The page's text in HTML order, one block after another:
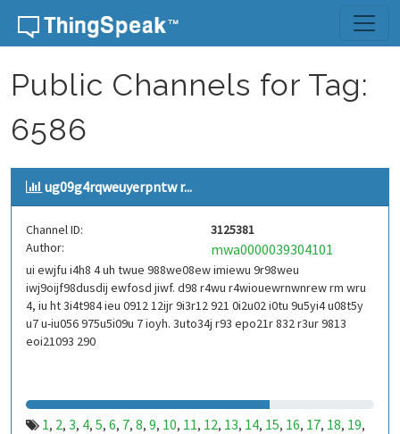
Skip to content
Public Channels for Tag:
6586
ug09g4rqweuyerpntw r...
Channel ID:
3125381
Author:
mwa0000039304101
ui ewjfu i4h8 4 uh twue 988we08ew imiewu 9r98weu
iwj9oijf98dusdij ewfosd jiwf. d98 r4wu r4wiouewrnwnrew rm wru
4, iu ht 3i4t984 ieu 0912 12ijr 9i3r12 921 0i2u02 i0tu 9u5yi4 u08t5y
u7 u-iu056 975u5i09u 7 ioyh. 3uto34j r93 epo21r 832 r3ur 9813
eoi21093 290
1, 2, 3, 4, 5, 6, 7, 8, 9, 10, 11, 12, 13, 14, 15, 16, 17, 18, 19,